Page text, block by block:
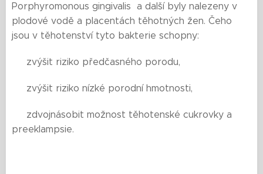
Porphyromonous gingivalis a další byly nalezeny v
plodové vodě a placentách těhotných žen. Čeho
jsou v těhotenství tyto bakterie schopny:
🟨 zvýšit riziko předčasného porodu,
🟨 zvýšit riziko nízké porodní hmotnosti,
🟨 zdvojnásobit možnost těhotenské cukrovky a
preeklampsie.